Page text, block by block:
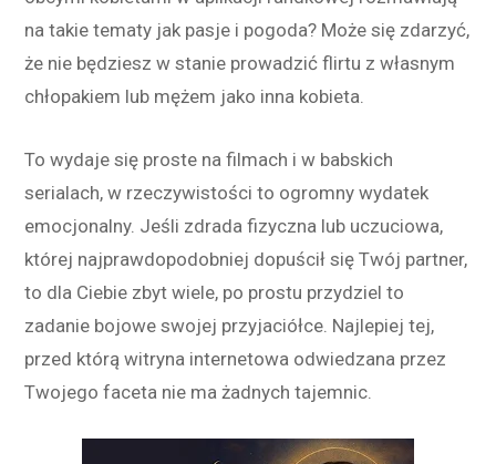
na takie tematy jak pasje i pogoda? Może się zdarzyć,
że nie będziesz w stanie prowadzić flirtu z własnym
chłopakiem lub mężem jako inna kobieta.
To wydaje się proste na filmach i w babskich
serialach, w rzeczywistości to ogromny wydatek
emocjonalny. Jeśli zdrada fizyczna lub uczuciowa,
której najprawdopodobniej dopuścił się Twój partner,
to dla Ciebie zbyt wiele, po prostu przydziel to
zadanie bojowe swojej przyjaciółce. Najlepiej tej,
przed którą witryna internetowa odwiedzana przez
Twojego faceta nie ma żadnych tajemnic.